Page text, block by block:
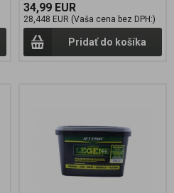
34,99 EUR
28,448 EUR (Vaša cena bez DPH:)
Pridať do košíka